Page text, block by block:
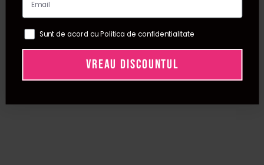
Sunt de acord cu Politica de confidentialitate
VREAU DISCOUNTUL